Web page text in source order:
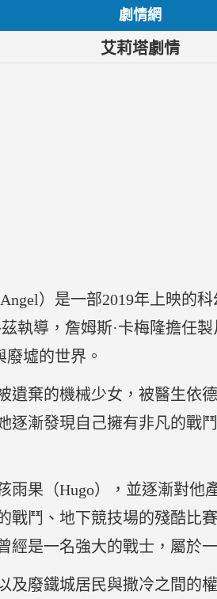
劇情網
艾莉塔劇情
）是一部2019年上映的
執導，詹姆斯·卡梅隆擔任
墟的世界。
遺棄的機械少女，被醫生依
漸發現自己擁有非凡的戰
雨果（Hugo），並逐漸對
戰鬥、地下競技場的殘酷比
是一名強大的戰士，屬於
及廢鐵城居民與撒冷之間的